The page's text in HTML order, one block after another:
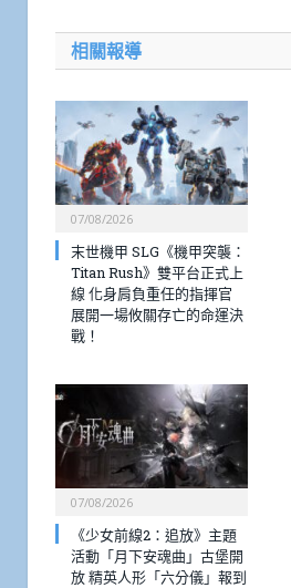
相關報導
07/08/2026
末世機甲 SLG《機甲突襲：
Titan Rush》雙平台正式上
線 化身肩負重任的指揮官
展開一場攸關存亡的命運決
戰！
07/08/2026
《少女前線2：追放》主題
活動「月下安魂曲」古堡開
放 精英人形「六分儀」報到